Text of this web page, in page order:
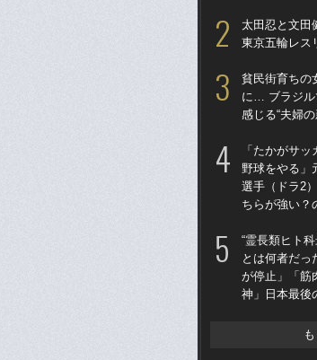
太田忍と文田
東京五輪レス
貧民街育ちの
に… ブラジル
感じる“夫婦
「たかがサ
野球をやる」
選手（ドラ2
ちらが強い？
“霊長類ヒト
とは何者だっ
が停止」「筋
神」日本最後